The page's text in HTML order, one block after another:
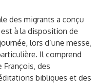
des migrants a conçu
à la disposition de
lors d’une messe,
Il comprend
François, des
bibliques et des